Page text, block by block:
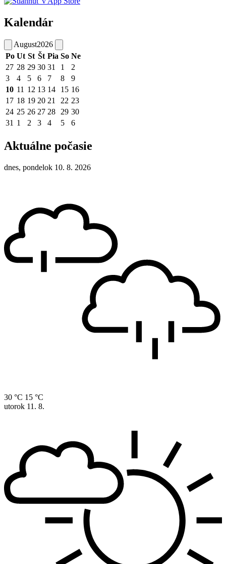
Kalendár
August2026
Po Ut St Št Pia So Ne
27 28 29 30 31 1
2
3
4 5 6 7 8
9
10 11 12 13 14 15 16
17 18 19 20 21 22 23
24 25 26 27 28 29 30
31 1 2 3 4 5 6
Aktuálne počasie
dnes, pondelok 10. 8. 2026
30 °C 15 °C
utorok 11. 8.